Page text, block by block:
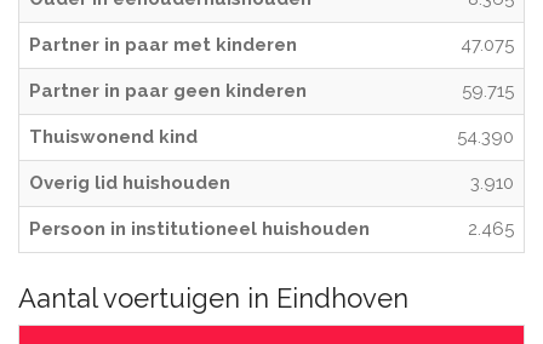
Partner in paar met kinderen 47.075
Partner in paar geen kinderen 59.715
Thuiswonend kind 54.390
Overig lid huishouden 3.910
Persoon in institutioneel huishouden 2.465
Aantal voertuigen in Eindhoven